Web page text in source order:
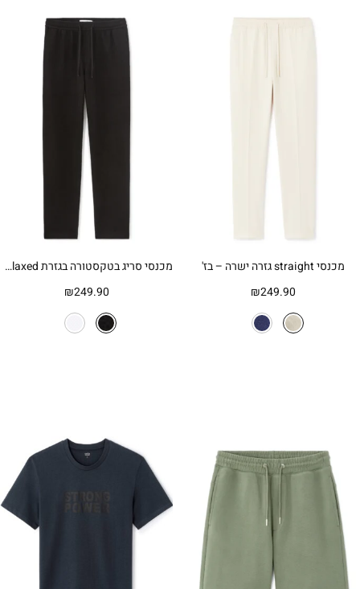
מכנסי straight גזרה ישרה – בז'
₪249.90
מכנסי סריג בטקסטורה בגזרת Relaxed – שחור
₪249.90